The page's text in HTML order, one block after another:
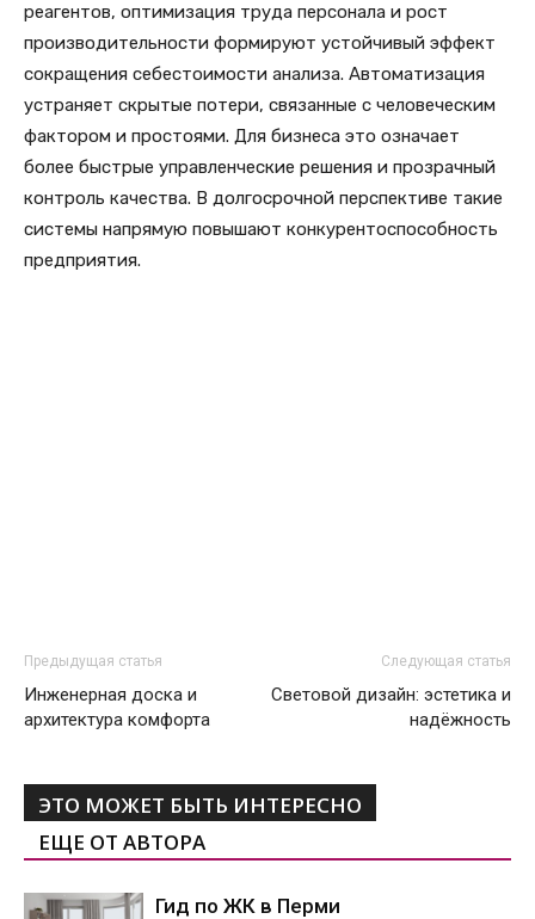
реагентов, оптимизация труда персонала и рост
производительности формируют устойчивый эффект
сокращения себестоимости анализа. Автоматизация
устраняет скрытые потери, связанные с человеческим
фактором и простоями. Для бизнеса это означает
более быстрые управленческие решения и прозрачный
контроль качества. В долгосрочной перспективе такие
системы напрямую повышают конкурентоспособность
предприятия.
Предыдущая статья
Инженерная доска и
архитектура комфорта
Следующая статья
Световой дизайн: эстетика и
надёжность
ЭТО МОЖЕТ БЫТЬ ИНТЕРЕСНО
ЕЩЕ ОТ АВТОРА
Гид по ЖК в Перми